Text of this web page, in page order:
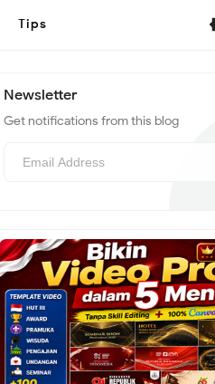
Tips
Newsletter
Get notifications from this blog